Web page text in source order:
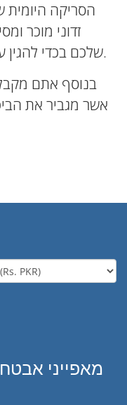
הסריקה היומית
זדוני מוכר
שלכם בכדי להגין עליו ועל הגולשים בו מפני איומים.
בנוסף אתם
אשר מגביר את
מאפייני